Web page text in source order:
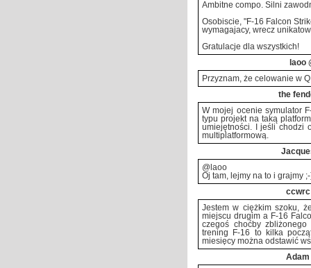
Ambitne compo. Silni
Osobiscie, "F-16 Falcon
wymagajacy, wrecz
Gratulacje dla wszystkich!
laoo
Przyznam, że celowanie w
the
W mojej ocenie symulator
typu projekt na taką
umiejętności. I jeśli chodzi
multiplatformową.
@laoo
Oj tam, lejmy na to i grajmy
ccwrc
Jestem w ciężkim szoku,
miejscu drugim a F-16
czegoś choćby
trening F-16 to kilka
miesięcy można odstawić
Adam